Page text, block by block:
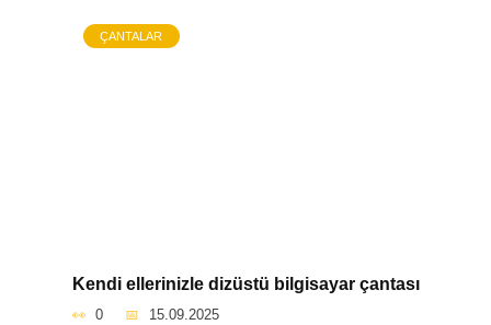
ÇANTALAR
Kendi ellerinizle dizüstü bilgisayar çantası
0 15.09.2025